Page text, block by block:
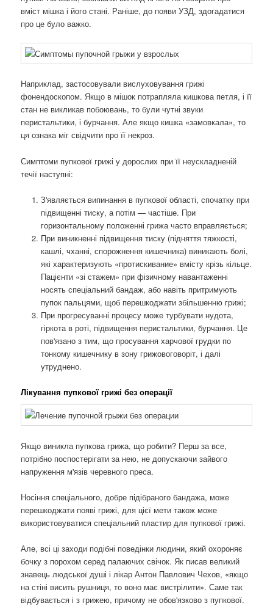
вміст мішка і його стані. Раніше, до появи УЗД, здогадатися
про це було важко.
Наприклад, застосовували вислуховування грижі
фонендоскопом. Якщо в мішок потрапляла кишкова петля, і її
стан не викликав побоювань, то були чутні звуки
перистальтики, і бурчання. Але якщо кишка «замовкала», то
ця ознака міг свідчити про її некроз.
Симптоми пупкової грижі у дорослих при її неускладненій
течії наступні:
З'являється випинання в пупкової області, спочатку при
підвищенні тиску, а потім — частіше. При
горизонтальному положенні грижа часто вправляється;
При виникненні підвищення тиску (підняття тяжкості,
кашлі, чханні, спорожнення кишечника) виникають болі,
які характеризують «протискивание» вмісту крізь кільце.
Пацієнти «зі стажем» при фізичному навантаженні
носять спеціальний бандаж, або навіть притримують
пупок пальцями, щоб перешкоджати збільшенню грижі;
При прогресуванні процесу може турбувати нудота,
гіркота в роті, підвищення перистальтики, бурчання. Це
пов'язано з тим, що просування харчової грудки по
тонкому кишечнику в зону грижовоговоріт, і далі
утруднено.
Лікування пупкової грижі без операції
Якщо виникла пупкова грижа, що робити? Перш за все,
потрібно поспостерігати за нею, не допускаючи зайвого
напруження м'язів черевного преса.
Носіння спеціального, добре підібраного бандажа, може
перешкоджати появі грижі, для цієї мети також може
використовуватися спеціальний пластир для пупкової грижі.
Але, всі ці заходи подібні поведінки людини, який охороняє
бочку з порохом серед палаючих свічок. Як писав великий
знавець людської душі і лікар Антон Павлович Чехов, «якщо
на стіні висить рушниця, то воно має вистрілити». Саме так
відбувається і з грижею, причому не обов'язково з пупкової.